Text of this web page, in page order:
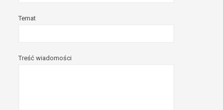
Temat
Treść wiadomości